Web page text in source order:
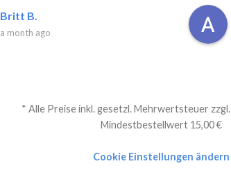
Britt B.
a month ago
* Alle Preise inkl. gesetzl. Mehrwertsteuer zzgl.
Mindestbestellwert 15,00 €
Cookie Einstellungen ändern